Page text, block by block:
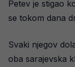
Petev je stigao
se tokom dana
Svaki njegov
oba sarajevska